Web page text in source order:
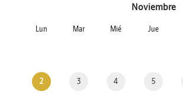
Noviembre
Lun Mar Mié Jue
2 3 4 5